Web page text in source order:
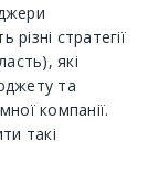
стратегії
які
та
компанії.
такі